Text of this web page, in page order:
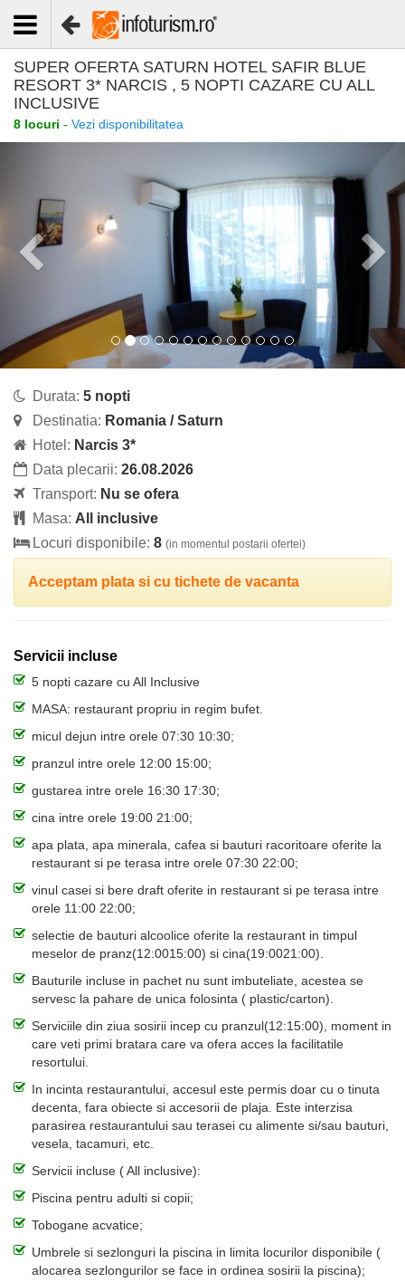
SUPER OFERTA SATURN HOTEL SAFIR BLUE
RESORT 3* NARCIS , 5 NOPTI CAZARE CU ALL
INCLUSIVE
8 locuri - Vezi disponibilitatea
Durata: 5 nopti
Destinatia: Romania / Saturn
Hotel: Narcis 3*
Data plecarii: 26.08.2026
Transport: Nu se ofera
Masa: All inclusive
Locuri disponibile: 8 (in momentul postarii ofertei)
Acceptam plata si cu tichete de vacanta
Servicii incluse
5 nopti cazare cu All Inclusive
MASA: restaurant propriu in regim bufet.
micul dejun intre orele 07:30 10:30;
pranzul intre orele 12:00 15:00;
gustarea intre orele 16:30 17:30;
cina intre orele 19:00 21:00;
apa plata, apa minerala, cafea si bauturi racoritoare oferite la
restaurant si pe terasa intre orele 07:30 22:00;
vinul casei si bere draft oferite in restaurant si pe terasa intre
orele 11:00 22:00;
selectie de bauturi alcoolice oferite la restaurant in timpul
meselor de pranz(12:0015:00) si cina(19:0021:00).
Bauturile incluse in pachet nu sunt imbuteliate, acestea se
servesc la pahare de unica folosinta ( plastic/carton).
Serviciile din ziua sosirii incep cu pranzul(12:15:00), moment in
care veti primi bratara care va ofera acces la facilitatile
resortului.
In incinta restaurantului, accesul este permis doar cu o tinuta
decenta, fara obiecte si accesorii de plaja. Este interzisa
parasirea restaurantului sau terasei cu alimente si/sau bauturi,
vesela, tacamuri, etc.
Servicii incluse ( All inclusive):
Piscina pentru adulti si copii;
Tobogane acvatice;
Umbrele si sezlonguri la piscina in limita locurilor disponibile (
alocarea sezlongurilor se face in ordinea sosirii la piscina);